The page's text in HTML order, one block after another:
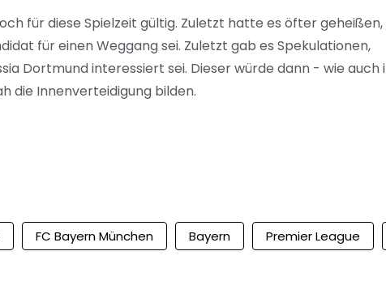
für diese Spielzeit gültig. Zuletzt hatte es öfter geheißen,
für einen Weggang sei. Zuletzt gab es Spekulationen,
Dortmund interessiert sei. Dieser würde dann - wie auch
die Innenverteidigung bilden.
FC Bayern München Bayern Premier League